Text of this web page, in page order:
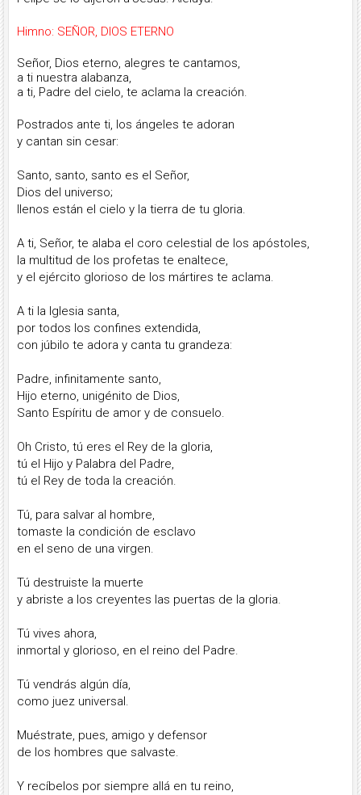
Himno: SEÑOR, DIOS ETERNO
Señor, Dios eterno, alegres te cantamos,
a ti nuestra alabanza,
a ti, Padre del cielo, te aclama la creación.
Postrados ante ti, los ángeles te adoran
y cantan sin cesar:
Santo, santo, santo es el Señor,
Dios del universo;
llenos están el cielo y la tierra de tu gloria.
A ti, Señor, te alaba el coro celestial de los apóstoles,
la multitud de los profetas te enaltece,
y el ejército glorioso de los mártires te aclama.
A ti la Iglesia santa,
por todos los confines extendida,
con júbilo te adora y canta tu grandeza:
Padre, infinitamente santo,
Hijo eterno, unigénito de Dios,
Santo Espíritu de amor y de consuelo.
Oh Cristo, tú eres el Rey de la gloria,
tú el Hijo y Palabra del Padre,
tú el Rey de toda la creación.
Tú, para salvar al hombre,
tomaste la condición de esclavo
en el seno de una virgen.
Tú destruiste la muerte
y abriste a los creyentes las puertas de la gloria.
Tú vives ahora,
inmortal y glorioso, en el reino del Padre.
Tú vendrás algún día,
como juez universal.
Muéstrate, pues, amigo y defensor
de los hombres que salvaste.
Y recíbelos por siempre allá en tu reino,